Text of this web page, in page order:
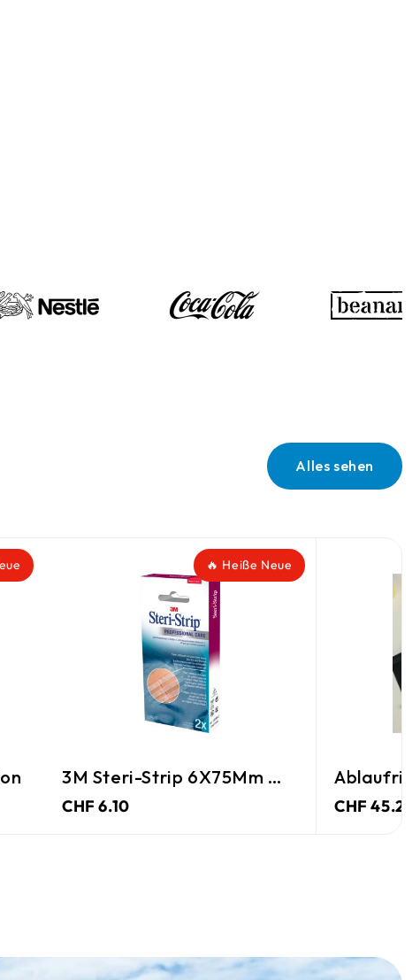
Alles sehen
Neue
Ablaufrinne De Luxe
CHF 45.25
Alu-
CHF